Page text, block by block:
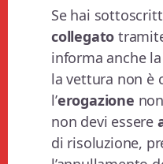
Se hai
collegato
informa anche la
la vettura non è
l’erogazione
non devi essere
di risoluzione,